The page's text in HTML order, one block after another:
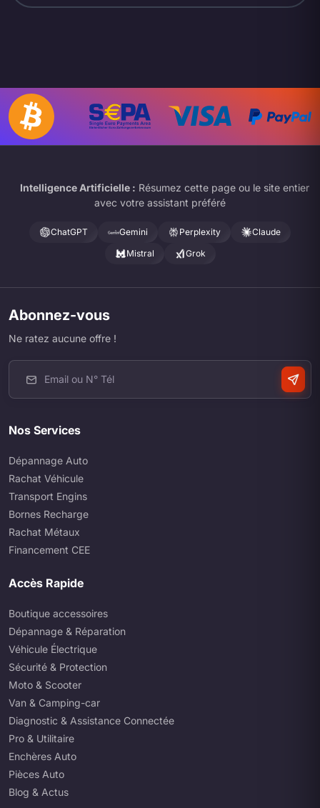
Intelligence Artificielle : Résumez cette page ou le site entier
avec votre assistant préféré
ChatGPT Gemini Perplexity
Claude
Mistral
Grok
Abonnez-vous
Ne ratez aucune offre !
Nos Services
Dépannage Auto
Rachat Véhicule
Transport Engins
Bornes Recharge
Rachat Métaux
Financement CEE
Accès Rapide
Boutique accessoires
Dépannage & Réparation
Véhicule Électrique
Sécurité & Protection
Moto & Scooter
Van & Camping-car
Diagnostic & Assistance Connectée
Pro & Utilitaire
Enchères Auto
Pièces Auto
Blog & Actus